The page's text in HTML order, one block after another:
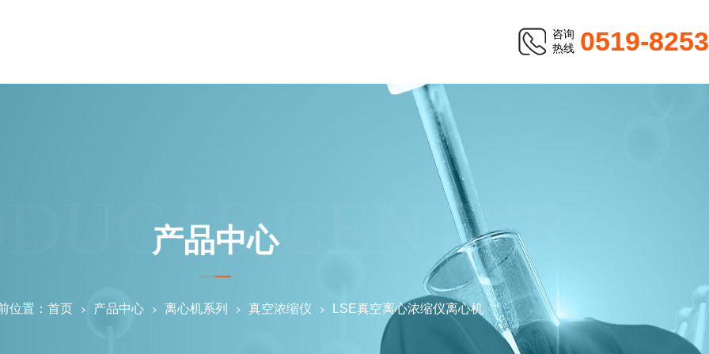
咨询
热线 0519-
CENTER
产品中心
位置： 首页 产品中心 离心机系列 真空浓缩仪 LSE真空离心浓缩仪离心机